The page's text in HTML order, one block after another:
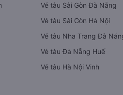
Vé tàu Sài Gòn Đà Nẵng
Vé tàu Sài Gòn Hà Nội
Vé tàu Nha Trang Đà
Vé tàu Đà Nẵng Huế
Vé tàu Hà Nội Vinh